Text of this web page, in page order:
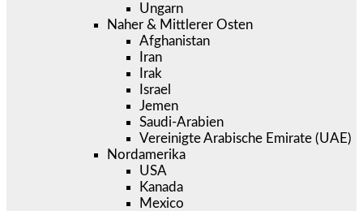
Ungarn
Naher & Mittlerer Osten
Afghanistan
Iran
Irak
Israel
Jemen
Saudi-Arabien
Vereinigte Arabische Emirate (UAE)
Nordamerika
USA
Kanada
Mexico